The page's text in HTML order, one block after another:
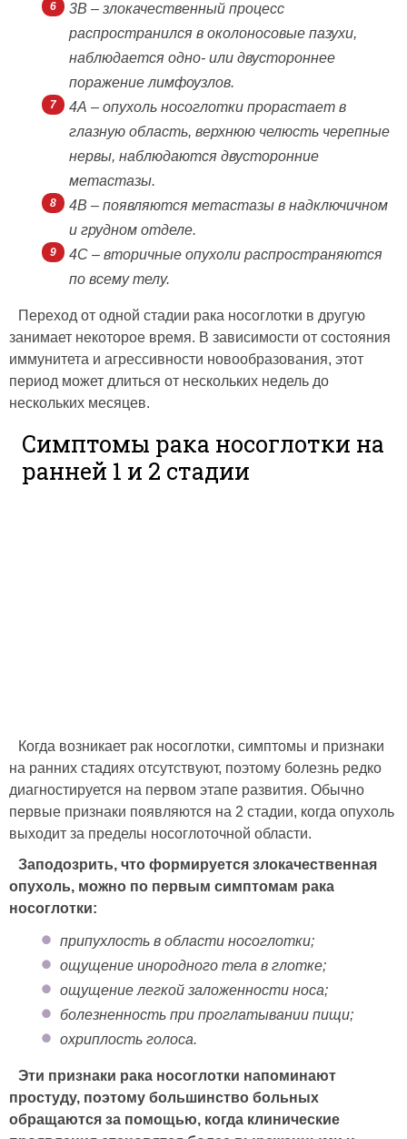
3В – злокачественный процесс
распространился в околоносовые пазухи,
наблюдается одно- или двустороннее
поражение лимфоузлов.
4А – опухоль носоглотки прорастает в
глазную область, верхнюю челюсть черепные
нервы, наблюдаются двусторонние
метастазы.
4В – появляются метастазы в надключичном
и грудном отделе.
4С – вторичные опухоли распространяются
по всему телу.
Переход от одной стадии рака носоглотки в другую
занимает некоторое время. В зависимости от состояния
иммунитета и агрессивности новообразования, этот
период может длиться от нескольких недель до
нескольких месяцев.
Симптомы рака носоглотки на
ранней 1 и 2 стадии
Когда возникает рак носоглотки, симптомы и признаки
на ранних стадиях отсутствуют, поэтому болезнь редко
диагностируется на первом этапе развития. Обычно
первые признаки появляются на 2 стадии, когда опухоль
выходит за пределы носоглоточной области.
Заподозрить, что формируется злокачественная
опухоль, можно по первым симптомам рака
носоглотки:
припухлость в области носоглотки;
ощущение инородного тела в глотке;
ощущение легкой заложенности носа;
болезненность при проглатывании пищи;
охриплость голоса.
Эти признаки рака носоглотки напоминают
простуду, поэтому большинство больных
обращаются за помощью, когда клинические